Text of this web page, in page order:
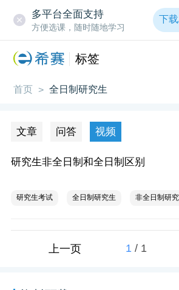
多平台全面支持
方便选课，随时随地学习
下
标签
首页 > 全日制研究生
文章 问答 视频
研究生非全日制和全日制区别
研究生考试 全日制研究生 非全日制研
上一页 1 / 1